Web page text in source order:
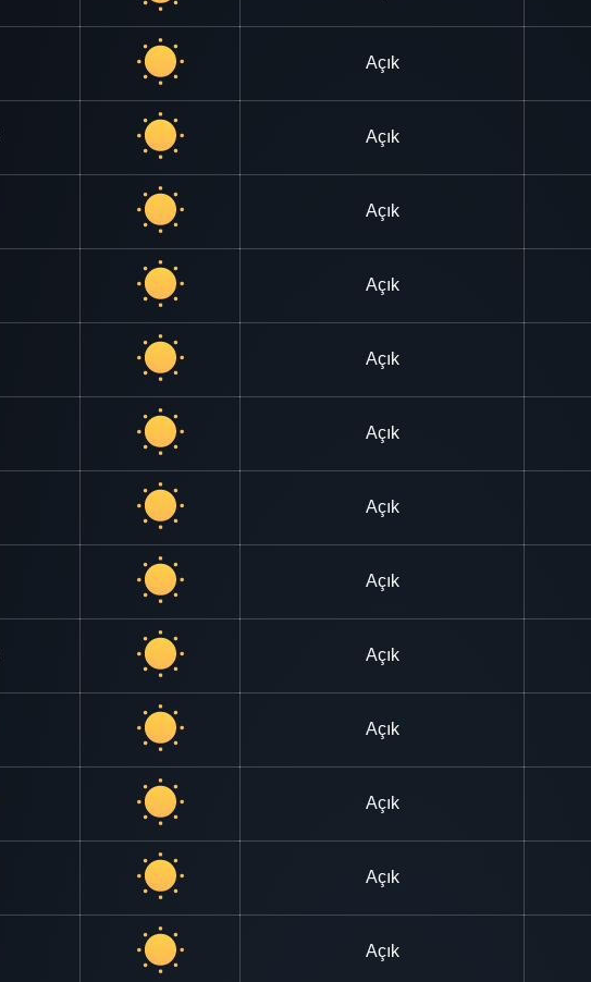
Açık
Açık
Açık
Açık
Açık
Açık
Açık
Açık
Açık
Açık
Açık
Açık
Açık